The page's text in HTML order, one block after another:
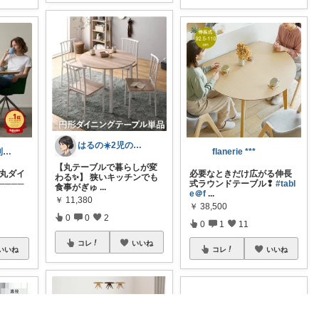
おじまる@便利雑貨🧼ファション👚
ダイ
────
いね
はるの☀️2児のママ𓂃◌𓈒𓐍
【丸テーブルで暮らしが変
わる✨】 狭いキッチンでも
食事がぎゅ ...
￥ 11,380
0 0 2
コレ いいね
flanerie ***
必要なときだけ広がる伸長
式ラウンドテーブル❢#tabl
e＠f ...
￥ 38,500
0 1 11
コレ いいね